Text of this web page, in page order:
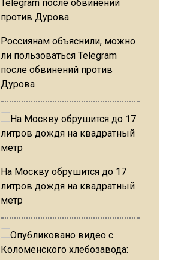
Россиянам объяснили, можно
ли пользоваться Telegram
после обвинений против
Дурова
На Москву обрушится до 17
литров дождя на квадратный
метр